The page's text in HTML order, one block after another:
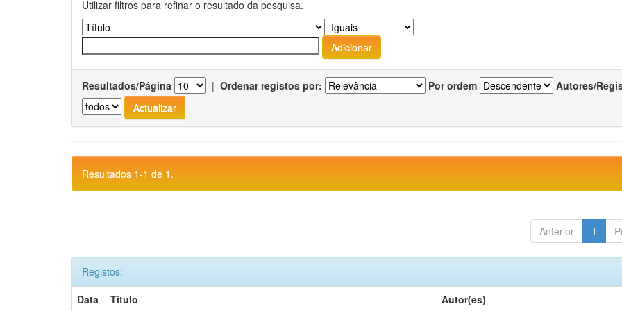
Utilizar filtros para refinar o resultado da pesquisa.
Resultados/Página | Ordenar registos por: Por ordem Autores/
Resultados 1-1 de 1.
Anterior 1
Registos:
Data
Título Autor(es)